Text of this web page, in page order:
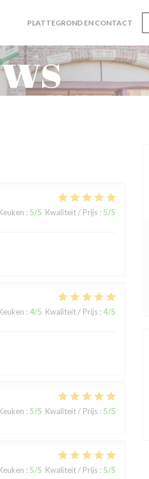
((OPENT IN EEN NIEUW VENSTER))
((OPENT IN EEN NIEUW VENSTER))
PLATTEGROND EN CONTACT
: 5/5 Kwaliteit / Prijs: 5/5
: 4/5 Kwaliteit / Prijs: 4/5
: 5/5 Kwaliteit / Prijs: 5/5
: 5/5 Kwaliteit / Prijs: 5/5